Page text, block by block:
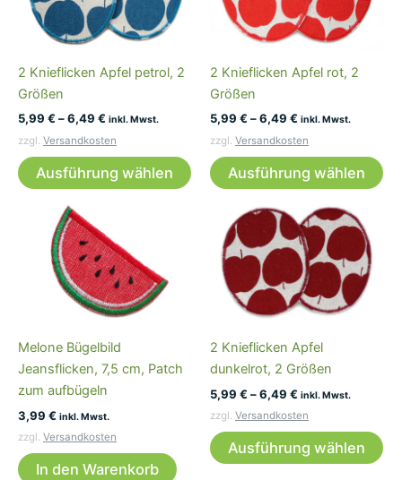
2 Knieflicken Apfel petrol, 2
Größen
5,99 € –6,49 € inkl. Mwst.
zzgl. Versandkosten
Ausführung wählen
Dieses
Produkt
mehrere
Varianten
Optionen
Produktseite
gewählt
werden
2 Knieflicken Apfel rot, 2
Größen
5,99 € –6,49 € inkl. Mwst.
zzgl. Versandkosten
Ausführung wählen
Melone Bügelbild
Jeansflicken, 7,5 cm, Patch
zum aufbügeln
3,99 € inkl. Mwst.
zzgl. Versandkosten
In den Warenkorb
2 Knieflicken Apfel
dunkelrot, 2 Größen
5,99 € –6,49 € inkl. Mwst.
zzgl. Versandkosten
Ausführung wählen